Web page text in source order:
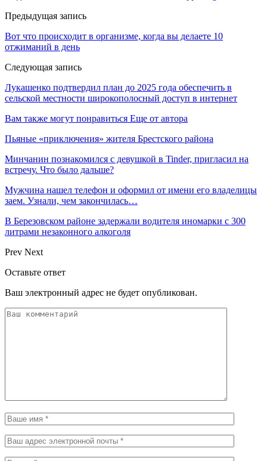
Предыдущая запись
Вот что происходит в организме, когда вы делаете 10
отжиманий в день
Следующая запись
Лукашенко подтвердил план до 2025 года обеспечить в
сельской местности широкополосный доступ в интернет
Вам также могут понравиться Еще от автора
Пьяные «приключения» жителя Брестского района
Минчанин познакомился с девушкой в Tinder, пригласил на
встречу. Что было дальше?
Мужчина нашел телефон и оформил от имени его владелицы
заем. Узнали, чем закончилась…
В Березовском районе задержали водителя иномарки с 300
литрами незаконного алкоголя
Prev Next
Оставьте ответ
Ваш электронный адрес не будет опубликован.